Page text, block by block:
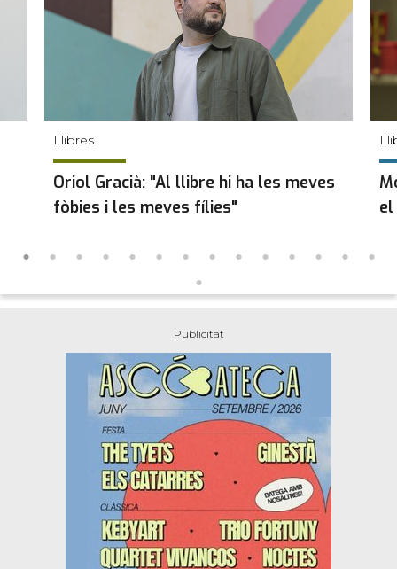
Llibres
Oriol Gracià: "Al llibre hi ha les meves
fòbies i les meves fílies"
el